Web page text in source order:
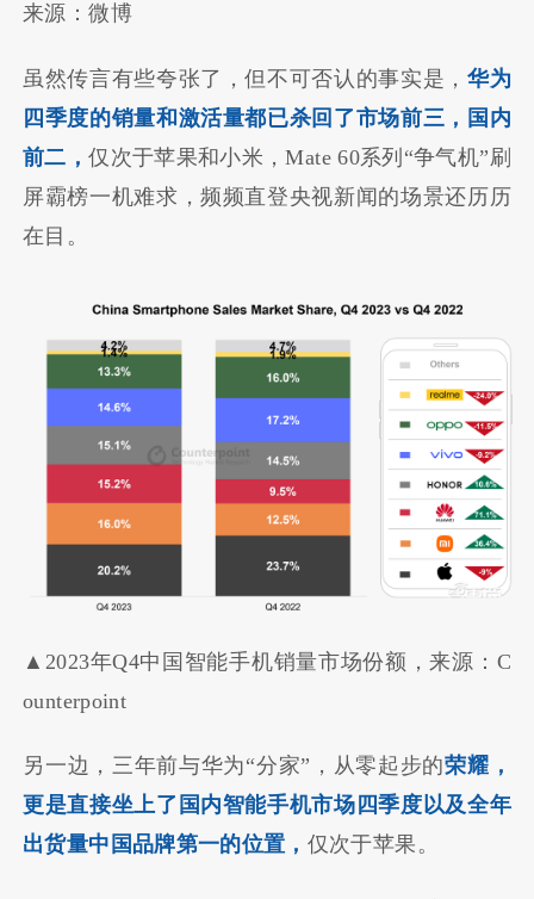
来源：微博
虽然传言有些夸张了，但不可否认的事实是， 华为
四季度的销量和激活量都已杀回了市场前三，国内
前二，仅次于苹果和小米，Mate 60系列“争气机”刷
屏霸榜一机难求，频频直登央视新闻的场景还历历
在目。
▲2023年Q4中国智能手机销量市场份额，来源：C
ounterpoint
另一边，三年前与华为“分家”，从零起步的荣耀，
更是直接坐上了国内智能手机市场四季度以及全年
出货量中国品牌第一的位置， 仅次于苹果。